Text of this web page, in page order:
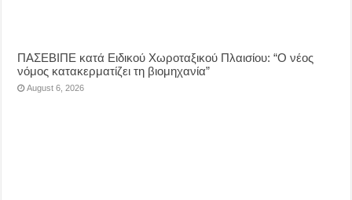
ΠΑΣΕΒΙΠΕ κατά Ειδικού Χωροταξικού Πλαισίου: “Ο νέος
νόμος κατακερματίζει τη βιομηχανία”
August 6, 2026